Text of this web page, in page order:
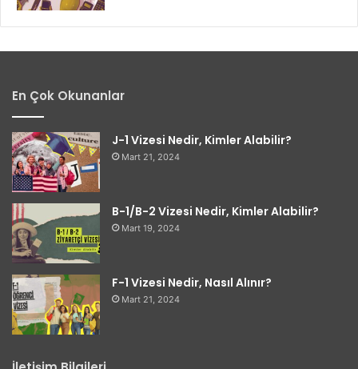
En Çok Okunanlar
J-1 Vizesi Nedir, Kimler Alabilir?
Mart 21, 2024
B-1/B-2 Vizesi Nedir, Kimler Alabilir?
Mart 19, 2024
F-1 Vizesi Nedir, Nasıl Alınır?
Mart 21, 2024